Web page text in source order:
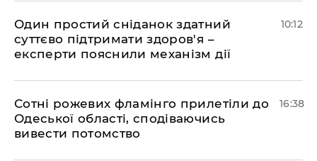
Один простий сніданок здатний
суттєво підтримати здоров'я –
експерти пояснили механізм дії
10:12
Сотні рожевих фламінго прилетіли до
Одеської області, сподіваючись
вивести потомство
16:38